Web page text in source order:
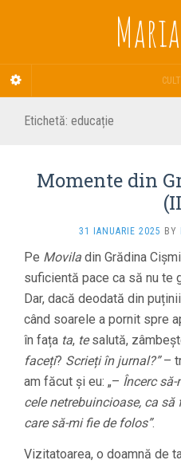
Etichetă: educație
Momente din
31 IANUARIE 2025 BY
Pe Movila din Grădina
suficientă pace ca să nu te
Dar, dacă deodată din
când soarele a pornit spre
în fața ta, tesalută,
faceți? Scrieți în jurnal?”–
am făcut și eu: „– Încerc
cele netrebuincioase, ca
care să-mi fie de folos”.
Vizitatoarea, o doamnă de